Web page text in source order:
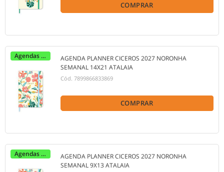
COMPRAR
Agendas 2027
AGENDA PLANNER CICEROS 2027 NORONHA
SEMANAL 14X21 ATALAIA
Cód. 7899866833869
COMPRAR
Agendas 2027
AGENDA PLANNER CICEROS 2027 NORONHA
SEMANAL 9X13 ATALAIA